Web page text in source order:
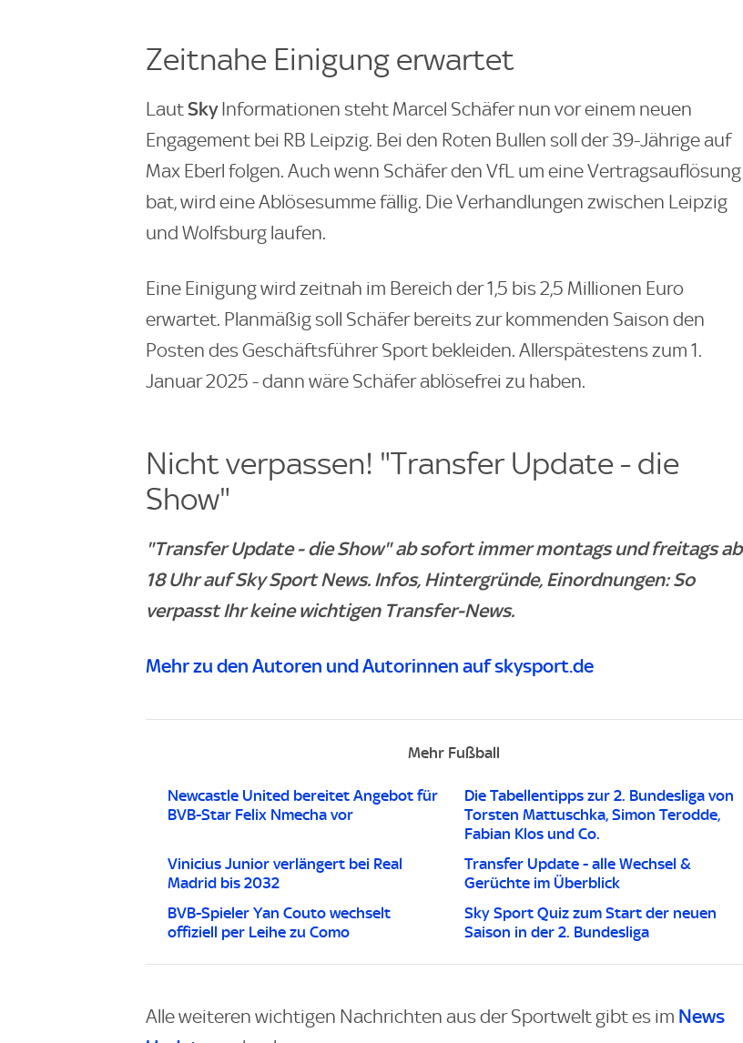
Zeitnahe Einigung erwartet
LautSkyInformationen steht Marcel Schäfer nun vor einem neuen
Engagement bei RB Leipzig. Bei den Roten Bullen soll der 39-Jährige auf
Max Eberl folgen. Auch wenn Schäfer den VfL um eine Vertragsauflösung
bat, wird eine Ablösesumme fällig. Die Verhandlungen zwischen Leipzig
und Wolfsburg laufen.
Eine Einigung wird zeitnah im Bereich der 1,5 bis 2,5 Millionen Euro
erwartet. Planmäßig soll Schäfer bereits zur kommenden Saison den
Posten des Geschäftsführer Sport bekleiden. Allerspätestens zum 1.
Januar 2025 - dann wäre Schäfer ablösefrei zu haben.
Nicht verpassen! "Transfer Update - die
Show"
"Transfer Update - die Show" ab sofort immer montags und freitags ab
18 Uhr auf Sky Sport News. Infos, Hintergründe, Einordnungen: So
verpasst Ihr keine wichtigen Transfer-News.
Mehr zu den Autoren und Autorinnen auf skysport.de
Mehr Fußball
Newcastle United bereitet Angebot für
BVB-Star Felix Nmecha vor
Die Tabellentipps zur 2. Bundesliga von
Torsten Mattuschka, Simon Terodde,
Fabian Klos und Co.
Vinicius Junior verlängert bei Real
Madrid bis 2032
Transfer Update - alle Wechsel &
Gerüchte im Überblick
BVB-Spieler Yan Couto wechselt
offiziell per Leihe zu Como
Sky Sport Quiz zum Start der neuen
Saison in der 2. Bundesliga
Alle weiteren wichtigen Nachrichten aus der Sportwelt gibt es im News